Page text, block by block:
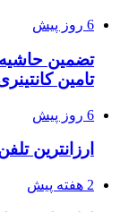
6 روز پیش
تضمین حاشیه
تامین
6 روز پیش
ارزانترین
2 هفته پیش